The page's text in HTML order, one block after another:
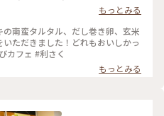
き方にもこだわっていてとっても美
節限定の『豆乳の粕汁』を選び
味で美味しかった😌 : スイーツをい
は控えめに。 それでも、意外と
: お店は千駄木駅の近くで行きや
に行きましたが、意外と混んで
ました。 外国人の方が多かった
千駄木駅近くの「おにぎりカフ
小鉢いろいろの お得なランチセ
には 悩んだ末に鮭みそ(鮭皮と味
巻き 小松菜のお浸し ぬか漬け ど
い☆ 鮭みそのおにぎりも もちろ
ちり玄米がまた たまらなく味わい
おにぎり屋さんのおにぎりはお
もっとみる
南蛮タルタル、だし巻き卵、玄米
ただきました！どれもおいしかっ
カフェ #利さく
もっとみる